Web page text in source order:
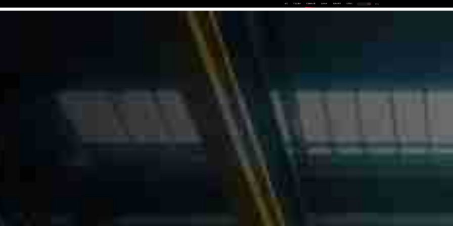
首页 产品及服务 行业解决方案 合作伙伴 投资者关系 关于我们 中EN